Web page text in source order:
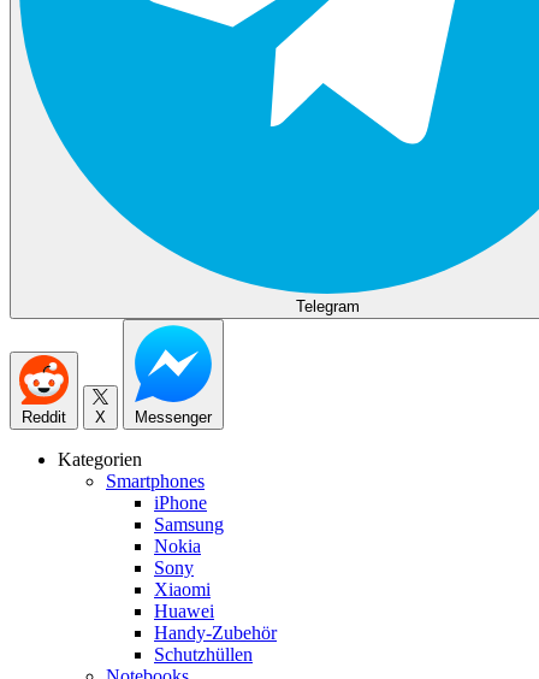
Telegram
Reddit X Messenger
Kategorien
Smartphones
iPhone
Samsung
Nokia
Sony
Xiaomi
Huawei
Handy-Zubehör
Schutzhüllen